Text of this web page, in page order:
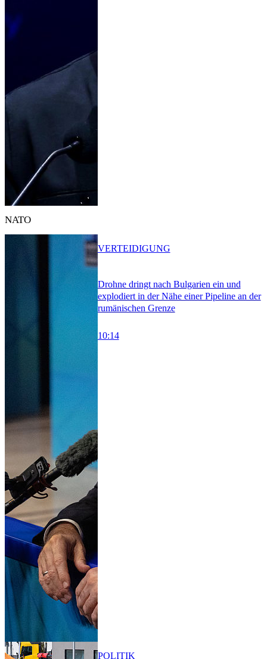
NATO
Drohne dringt nach Bulgarien ein und
explodiert in der Nähe einer Pipeline an der
rumänischen Grenze
10:14
VERTEIDIGUNG
POLITIK